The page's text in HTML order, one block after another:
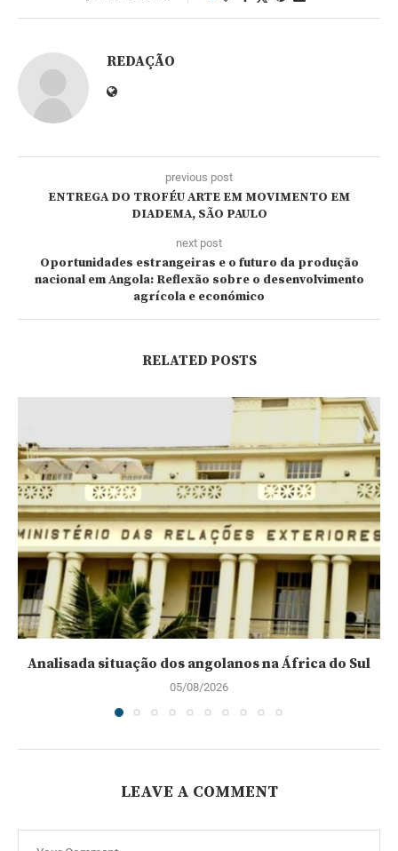
REDAÇÃO
previous post
ENTREGA DO TROFÉU ARTE EM MOVIMENTO EM
DIADEMA, SÃO PAULO
next post
Oportunidades estrangeiras e o futuro da produção
nacional em Angola: Reflexão sobre o desenvolvimento
agrícola e económico
RELATED POSTS
Analisada situação dos angolanos na África do Sul
05/08/2026
LEAVE A COMMENT